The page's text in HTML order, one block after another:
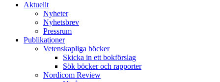
Aktuellt
Nyheter
Nyhetsbrev
Pressrum
Publikationer
Vetenskapliga böcker
Skicka in ett bokförslag
Sök böcker och rapporter
Nordicom Review